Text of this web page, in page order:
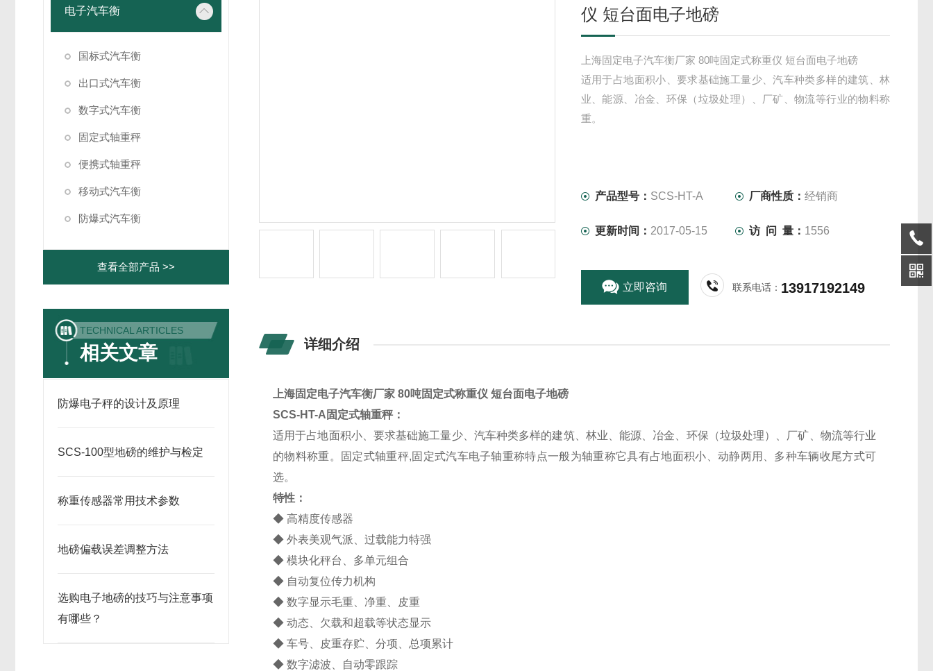
电子汽车衡
国标式汽车衡
出口式汽车衡
数字式汽车衡
固定式轴重秤
便携式轴重秤
移动式汽车衡
防爆式汽车衡
查看全部产品 >>
TECHNICAL ARTICLES
相关文章
防爆电子秤的设计及原理
SCS-100型地磅的维护与检定
称重传感器常用技术参数
地磅偏载误差调整方法
选购电子地磅的技巧与注意事项
有哪些？
仪 短台面电子地磅
上海固定电子汽车衡厂家 80吨固定式称重仪 短台面电子地磅
适用于占地面积小、要求基础施工量少、汽车种类多样的建筑、林
业、能源、冶金、环保（垃圾处理）、厂矿、物流等行业的物料称
重。
产品型号： SCS-HT-A 厂商性质：经销商
更新时间： 2017-05-15 访 问 量： 1556
立即咨询 联系电话： 13917192149
详细介绍
上海固定电子汽车衡厂家 80吨固定式称重仪 短台面电子地磅
SCS-HT-A固定式轴重秤：
适用于占地面积小、要求基础施工量少、汽车种类多样的建筑、林业、能源、冶金、环保（垃圾处理）、厂矿、物流等行业
的物料称重。
固定式轴重秤,固定式汽车电子轴重称特点一般为轴重称它具有占地面积小、动静两用、多种车辆收尾方式可
选。
特性：
◆ 高精度传感器
◆ 外表美观气派、过载能力特强
◆ 模块化秤台、多单元组合
◆ 自动复位传力机构
◆ 数字显示毛重、净重、皮重
◆ 动态、欠载和超载等状态显示
◆ 车号、皮重存贮、分项、总项累计
◆ 数字滤波、自动零跟踪